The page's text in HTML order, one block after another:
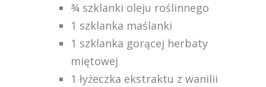
¾ szklanki oleju roślinnego
1 szklanka maślanki
1 szklanka gorącej herbaty
miętowej
1 łyżeczka ekstraktu z wanilii